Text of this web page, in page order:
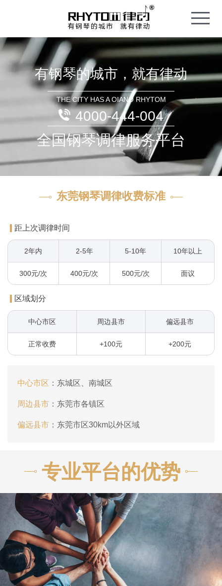
l
e
a
i
g
a
o
n
有钢琴的城市，就有律动
THE CITY HAS A OIANO RHYTOM
4000-444-004
全国钢琴调律服务平台
东莞钢琴调律收费标准
距上次调律时间
2年内 2-5年 5-10年 10年以上
300元/次 400元/次 500元/次 面议
区域划分
中心市区 周边县市 偏远县市
正常收费 +100元 +200元
中心市区 ： 东城区、南城区
周边县市 ： 东莞市各镇区
偏远县市 ： 东莞市区30km以外区域
专业平台的优势